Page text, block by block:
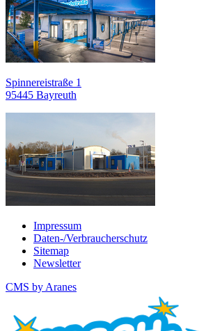
Spinnereistraße 1
95445 Bayreuth
Impressum
Daten-/Verbraucherschutz
Sitemap
Newsletter
CMS by Aranes